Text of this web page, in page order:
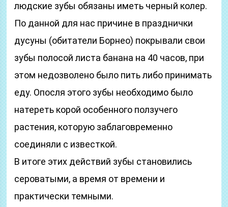
людские зубы обязаны иметь черный колер.
По данной для нас причине в празднички
дусуны (обитатели Борнео) покрывали свои
зубы полосой листа банана на 40 часов, при
этом недозволено было пить либо принимать
еду. Опосля этого зубы необходимо было
натереть корой особенного ползучего
растения, которую заблаговременно
соединяли с известкой.
В итоге этих действий зубы становились
сероватыми, а время от времени и
практически темными.